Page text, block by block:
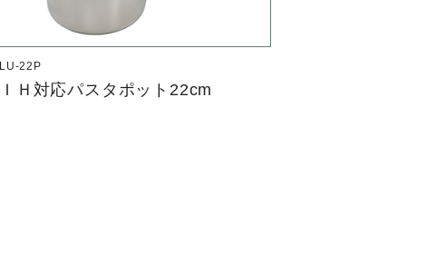
LU-22P
ＩＨ対応パスタポット22cm